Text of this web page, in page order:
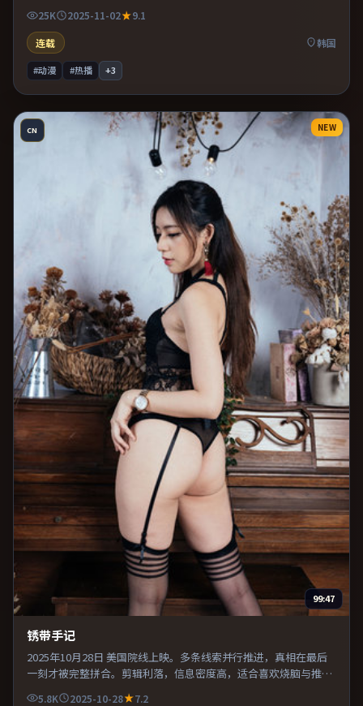
力贯穿全片。推荐给偏爱群像戏与命运母题的影迷。
25K 2025-11-02
9.1
连载
韩国
#动漫 #热播 +3
CN NEW
99:47
锈带手记
2025年10月28日 美国院线上映。多条线索并行推进，真相在最后
一刻才被完整拼合。剪辑利落，信息密度高，适合喜欢烧脑与推理
的观众。片尾留白意味深长，值得二刷细品台词与构图。
5.8K 2025-10-28
7.2